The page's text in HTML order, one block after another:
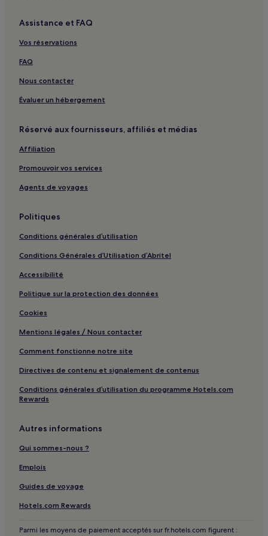
Marsa Alam : hôtels Hôtels avec centre de fitness
Marsa Alam : hôtels Hôtels acceptant les animaux de
compagnie
Marsa Alam : hôtels 3 étoiles
Marsa Alam : hôtels 4 étoiles
Marsa Alam : hôtels 5 étoiles
Marsa Alam : hôtels Hôtels avec sources chaudes
Safaga : hôtels Hôtels avec parking
Safaga : hôtels Hôtels avec centre de fitness
Safaga : hôtels 3 étoiles
Safaga : hôtels Hôtels d’affaires
Safaga : hôtels
Soma Bay : hôtels Hôtels avec piscine
Soma Bay : hôtels Hôtels avec centre de fitness
Soma Bay : hôtels 3 étoiles
Soma Bay : hôtels Hôtels d’affaires
Soma Bay : hôtels
Hurghada : hôtels Hôtels avec piscine
Hurghada : hôtels Hôtels avec parking
Hurghada : hôtels Hôtels avec centre de fitness
Hurghada : hôtels Hôtels avec petit-déjeuner gratuit
Assistance et FAQ
Vos réservations
FAQ
Nous contacter
Évaluer un hébergement
Réservé aux fournisseurs, affiliés et médias
Affiliation
Promouvoir vos services
Agents de voyages
Politiques
Conditions générales d’utilisation
Conditions Générales d’Utilisation d’Abritel
Accessibilité
Politique sur la protection des données
Cookies
Mentions légales / Nous contacter
Comment fonctionne notre site
Directives de contenu et signalement de contenus
Conditions générales d’utilisation du programme Hotels.com
Rewards
Autres informations
Qui sommes-nous ?
Emplois
Guides de voyage
Hotels.com Rewards
Parmi les moyens de paiement acceptés sur fr.hotels.com figurent :